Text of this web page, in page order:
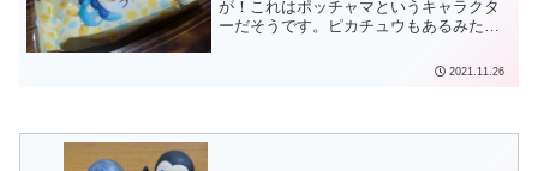
が！これはポッチャマというキャラクタ
ーだそうです。ピカチュウもあるみたい
2021.11.26